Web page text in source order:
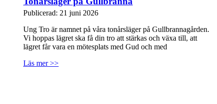
Publicerad: 21 juni 2026
Ung Tro är namnet på våra tonårsläger på Gullbrannagården.
Vi hoppas lägret ska få din tro att stärkas och växa till, att
lägret får vara en mötesplats med Gud och med
Läs mer >>